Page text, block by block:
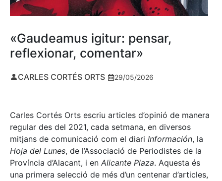
«Gaudeamus igitur: pensar,
reflexionar, comentar»
CARLES CORTÉS ORTS 29/05/2026
Carles Cortés Orts escriu articles d’opinió de manera
regular des del 2021, cada setmana, en diversos
mitjans de comunicació com el diari Información, la
Hoja del Lunes, de l’Associació de Periodistes de la
Província d’Alacant, i en Alicante Plaza. Aquesta és
una primera selecció de més d’un centenar d’articles,